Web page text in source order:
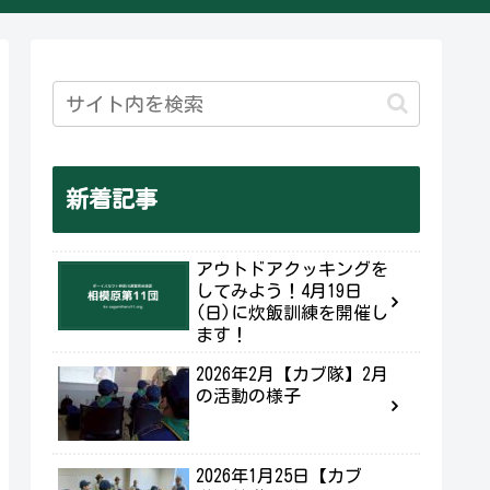
新着記事
アウトドアクッキングを
してみよう！4月19日
(日)に炊飯訓練を開催し
ます！
2026年2月【カブ隊】2月
の活動の様子
2026年1月25日【カブ